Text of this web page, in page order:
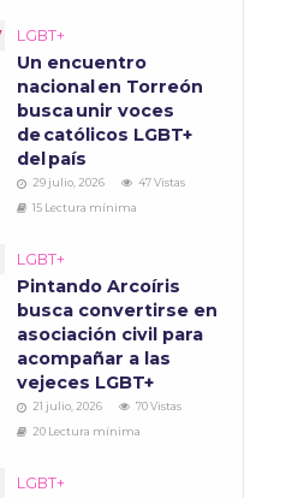
LGBT+
Un encuentro
nacional en Torreón
busca unir voces
de católicos LGBT+
del país
29 julio, 2026
47 Vistas
15 Lectura mínima
LGBT+
Pintando Arcoíris
busca convertirse en
asociación civil para
acompañar a las
vejeces LGBT+
21 julio, 2026
70 Vistas
20 Lectura mínima
LGBT+